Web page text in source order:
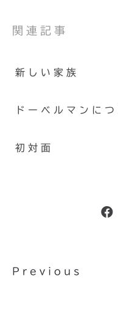
関連記事
新しい家族
ドーベルマンに
初対面
Previous